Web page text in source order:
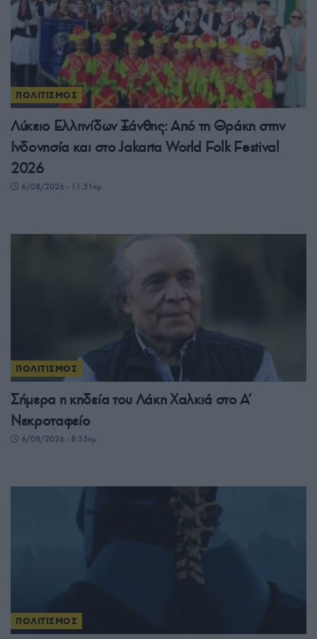
ΠΟΛΙΤΙΣΜΟΣ
Λύκειο Ελληνίδων Ξάνθης: Από τη Θράκη στην
Ινδονησία και στο Jakarta World Folk Festival
2026
6/08/2026 - 11:31πμ
ΠΟΛΙΤΙΣΜΟΣ
Σήμερα η κηδεία του Λάκη Χαλκιά στο Α’
Νεκροταφείο
6/08/2026 - 8:35πμ
ΠΟΛΙΤΙΣΜΟΣ